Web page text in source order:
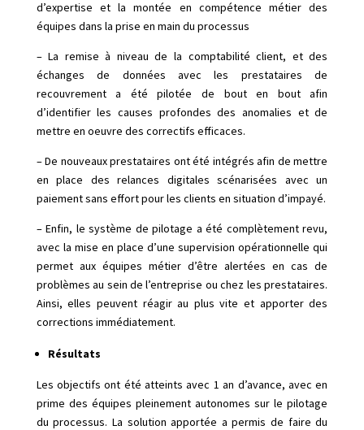
d’expertise et la montée en compétence métier des
équipes dans la prise en main du processus
– La remise à niveau de la comptabilité client, et des
échanges de données avec les prestataires de
recouvrement a été pilotée de bout en bout afin
d’identifier les causes profondes des anomalies et de
mettre en oeuvre des correctifs efficaces.
– De nouveaux prestataires ont été intégrés afin de mettre
en place des relances digitales scénarisées avec un
paiement sans effort pour les clients en situation d’impayé.
– Enfin, le système de pilotage a été complètement revu,
avec la mise en place d’une supervision opérationnelle qui
permet aux équipes métier d’être alertées en cas de
problèmes au sein de l’entreprise ou chez les prestataires.
Ainsi, elles peuvent réagir au plus vite et apporter des
corrections immédiatement.
Résultats
Les objectifs ont été atteints avec 1 an d’avance, avec en
prime des équipes pleinement autonomes sur le pilotage
du processus. La solution apportée a permis de faire du